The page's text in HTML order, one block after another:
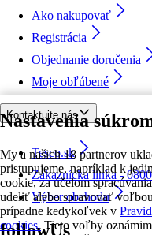
Nastavenia
My a našich 18 partnerov
pristupujeme, napríklad k
cookie, za účelom
udeliť alebo spravovať
prípadne kedykoľvek v
cookies. Tieto voľby
Ako nakupovať
Registrácia
Objednanie doručenia
Moje obľúbené
Kontaktujte nás
Tesco.sk
Zákaznícka linka -
Výber obchodu
followUs